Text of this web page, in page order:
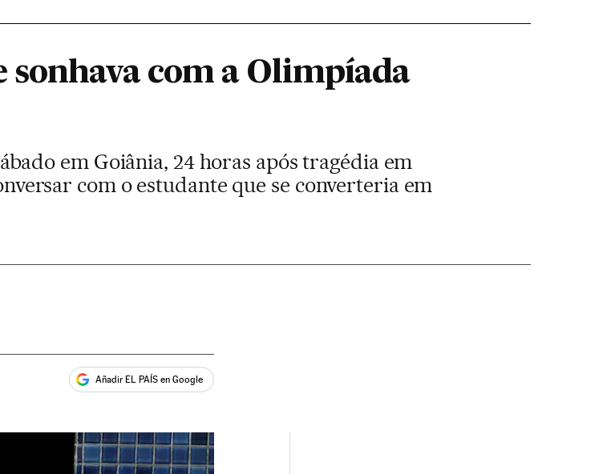
com a Olimpíada
em Goiânia, 24 horas após tragédia em
com o estudante que se converteria em
Añadir EL PAÍS en Google